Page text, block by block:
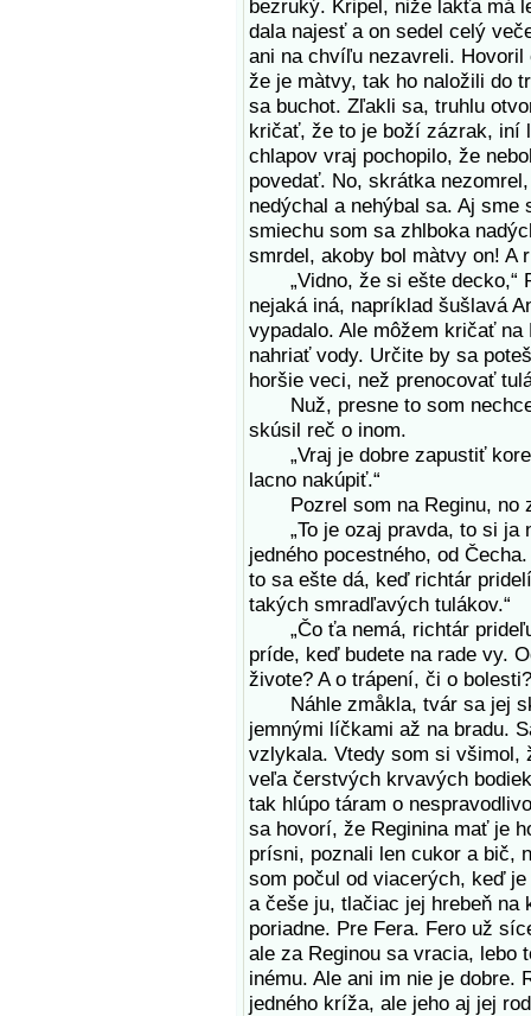
bezruký. Kripel, niže lakťa má
dala najesť a on sedel celý
ani na chvíľu nezavreli.
že je màtvy, tak ho naložili do
sa buchot. Zľakli sa, truhlu
kričať, že to je boží zázrak, iní
chlapov vraj pochopilo, že
povedať. No, skrátka
nedýchal a nehýbal sa. Aj
smiechu som sa zhlboka
smrdel, akoby bol màtvy on! A
„Vidno, že si ešte decko,“
nejaká iná, napríklad šušlavá
vypadalo. Ale môžem kričať
nahriať vody. Určite by sa
horšie veci, než prenocovať
Nuž, presne to som
skúsil reč o inom.
„Vraj je dobre zapustiť
lacno nakúpiť.“
Pozrel som na Reginu, no
„To je ozaj pravda, to si ja
jedného pocestného, od
to sa ešte dá, keď richtár
takých smradľavých tulákov.“
„Čo ťa nemá, richtár
príde, keď budete na rade vy.
živote? A o trápení, či o
Náhle zmåkla, tvár sa jej
jemnými líčkami až na bradu.
vzlykala. Vtedy som si všimol,
veľa čerstvých krvavých
tak hlúpo táram o
sa hovorí, že Reginina mať je
prísni, poznali len cukor a bič,
som počul od viacerých, keď
a češe ju, tlačiac jej hrebeň
poriadne. Pre Fera. Fero už
ale za Reginou sa vracia, lebo
inému. Ale ani im nie je dobre.
jedného kríža, ale jeho aj jej